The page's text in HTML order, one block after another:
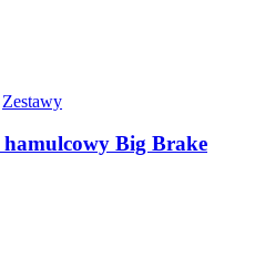
Zestawy
Big Brake